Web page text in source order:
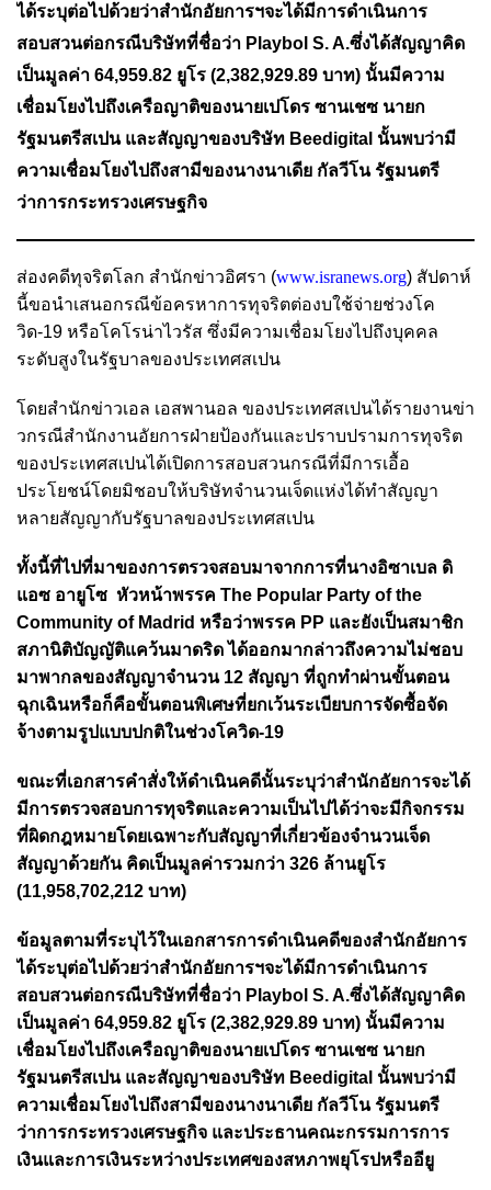
ได้ระบุต่อไปด้วยว่าสำนักอัยการฯจะได้มีการดำเนินการ
สอบสวนต่อกรณีบริษัทที่ชื่อว่า Playbol S. A.ซึ่งได้สัญญาคิด
เป็นมูลค่า 64,959.82 ยูโร (2,382,929.89 บาท) นั้นมีความ
เชื่อมโยงไปถึงเครือญาติของนายเปโดร ซานเชซ นายก
รัฐมนตรีสเปน และสัญญาของบริษัท Beedigital นั้นพบว่ามี
ความเชื่อมโยงไปถึงสามีของนางนาเดีย กัลวีโน รัฐมนตรี
ว่าการกระทรวงเศรษฐกิจ
ส่องคดีทุจริตโลก สำนักข่าวอิศรา (www.isranews.org) สัปดาห์
นี้ขอนำเสนอกรณีข้อครหาการทุจริตต่องบใช้จ่ายช่วงโค
วิด-19 หรือโคโรน่าไวรัส ซึ่งมีความเชื่อมโยงไปถึงบุคคล
ระดับสูงในรัฐบาลของประเทศสเปน
โดยสำนักข่าวเอล เอสพานอล ของประเทศสเปนได้รายงานข่า
วกรณีสํานักงานอัยการฝ่ายป้องกันและปราบปรามการทุจริต
ของประเทศสเปนได้เปิดการสอบสวนกรณีที่มีการเอื้อ
ประโยชน์โดยมิชอบให้บริษัทจำนวนเจ็ดแห่งได้ทำสัญญา
หลายสัญญากับรัฐบาลของประเทศสเปน
ทั้งนี้ที่ไปที่มาของการตรวจสอบมาจากการที่นางอิซาเบล ดิ
แอซ อายูโซ หัวหน้าพรรค The Popular Party of the
Community of Madrid หรือว่าพรรค PP และยังเป็นสมาชิก
สภานิติบัญญัติแคว้นมาดริด ได้ออกมากล่าวถึงความไม่ชอบ
มาพากลของสัญญาจำนวน 12 สัญญา ที่ถูกทำผ่านขั้นตอน
ฉุกเฉินหรือก็คือขั้นตอนพิเศษที่ยกเว้นระเบียบการจัดซื้อจัด
จ้างตามรูปแบบปกติในช่วงโควิด-19
ขณะที่เอกสารคำสั่งให้ดำเนินคดีนั้นระบุว่าสำนักอัยการจะได้
มีการตรวจสอบการทุจริตและความเป็นไปได้ว่าจะมีกิจกรรม
ที่ผิดกฎหมายโดยเฉพาะกับสัญญาที่เกี่ยวข้องจำนวนเจ็ด
สัญญาด้วยกัน คิดเป็นมูลค่ารวมกว่า 326 ล้านยูโร
(11,958,702,212 บาท)
ข้อมูลตามที่ระบุไว้ในเอกสารการดำเนินคดีของสำนักอัยการ
ได้ระบุต่อไปด้วยว่าสำนักอัยการฯจะได้มีการดำเนินการ
สอบสวนต่อกรณีบริษัทที่ชื่อว่า Playbol S. A.ซึ่งได้สัญญาคิด
เป็นมูลค่า 64,959.82 ยูโร (2,382,929.89 บาท) นั้นมีความ
เชื่อมโยงไปถึงเครือญาติของนายเปโดร ซานเชซ นายก
รัฐมนตรีสเปน และสัญญาของบริษัท Beedigital นั้นพบว่ามี
ความเชื่อมโยงไปถึงสามีของนางนาเดีย กัลวีโน รัฐมนตรี
ว่าการกระทรวงเศรษฐกิจ และประธานคณะกรรมการการ
เงินและการเงินระหว่างประเทศของสหภาพยุโรปหรืออียู